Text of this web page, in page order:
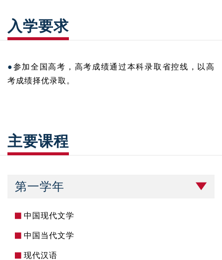
入学要求
●参加全国高考，高考成绩通过本科录取省控线，以高
考成绩择优录取。
主要课程
第一学年
中国现代文学
中国当代文学
现代汉语